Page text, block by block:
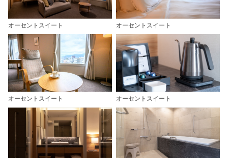
オーセントスイート オーセントスイート
オーセントスイート オーセントスイート